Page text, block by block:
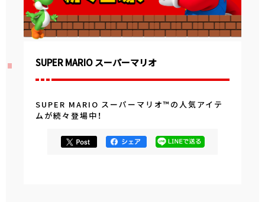
SUPER MARIO スーパーマリオ
SUPER MARIO スーパーマリオ™の人気アイテ
ムが続々登場中！